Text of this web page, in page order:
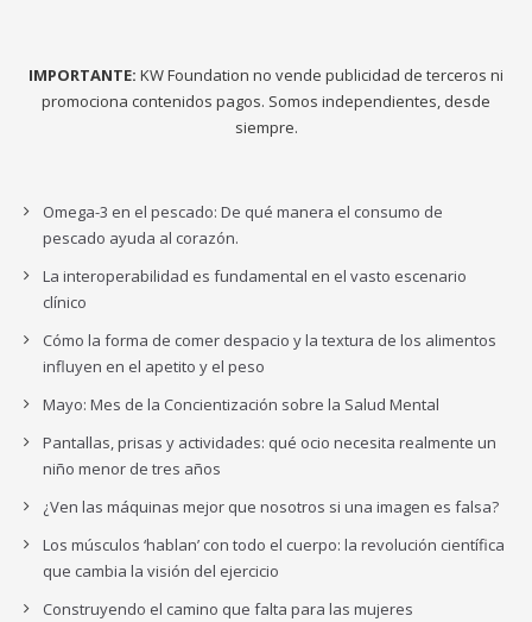
IMPORTANTE: KW Foundation no vende publicidad de terceros ni
promociona contenidos pagos. Somos independientes, desde
siempre.
Omega-3 en el pescado: De qué manera el consumo de
pescado ayuda al corazón.
La interoperabilidad es fundamental en el vasto escenario
clínico
Cómo la forma de comer despacio y la textura de los alimentos
influyen en el apetito y el peso
Mayo: Mes de la Concientización sobre la Salud Mental
Pantallas, prisas y actividades: qué ocio necesita realmente un
niño menor de tres años
¿Ven las máquinas mejor que nosotros si una imagen es falsa?
Los músculos ‘hablan’ con todo el cuerpo: la revolución científica
que cambia la visión del ejercicio
Construyendo el camino que falta para las mujeres